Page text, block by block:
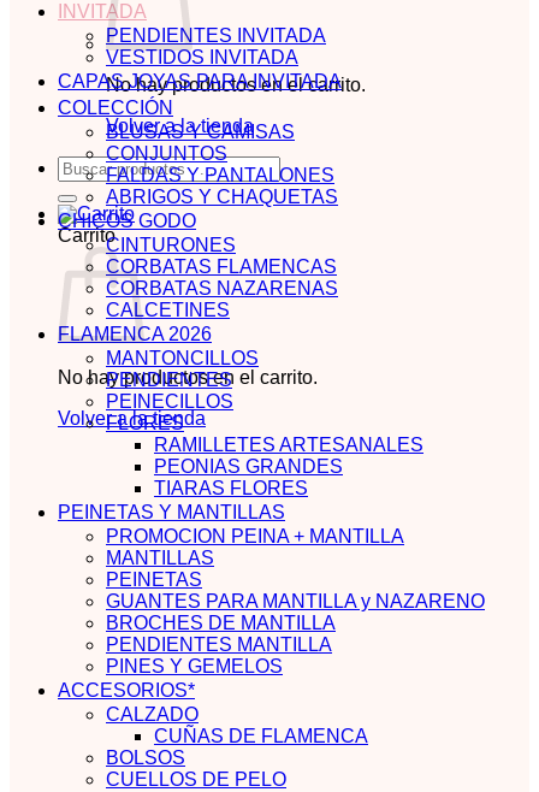
No hay productos en el carrito.
Volver a la tienda
Buscar
por:
Carrito
No hay productos en el carrito.
Volver a la tienda
INVITADA
PENDIENTES INVITADA
VESTIDOS INVITADA
CAPAS JOYAS PARA INVITADA
COLECCIÓN
BLUSAS Y CAMISAS
CONJUNTOS
FALDAS Y PANTALONES
ABRIGOS Y CHAQUETAS
CHICOS GODO
CINTURONES
CORBATAS FLAMENCAS
CORBATAS NAZARENAS
CALCETINES
FLAMENCA 2026
MANTONCILLOS
PENDIENTES
PEINECILLOS
FLORES
RAMILLETES ARTESANALES
PEONIAS GRANDES
TIARAS FLORES
PEINETAS Y MANTILLAS
PROMOCION PEINA + MANTILLA
MANTILLAS
PEINETAS
GUANTES PARA MANTILLA y NAZARENO
BROCHES DE MANTILLA
PENDIENTES MANTILLA
PINES Y GEMELOS
ACCESORIOS*
CALZADO
CUÑAS DE FLAMENCA
BOLSOS
CUELLOS DE PELO